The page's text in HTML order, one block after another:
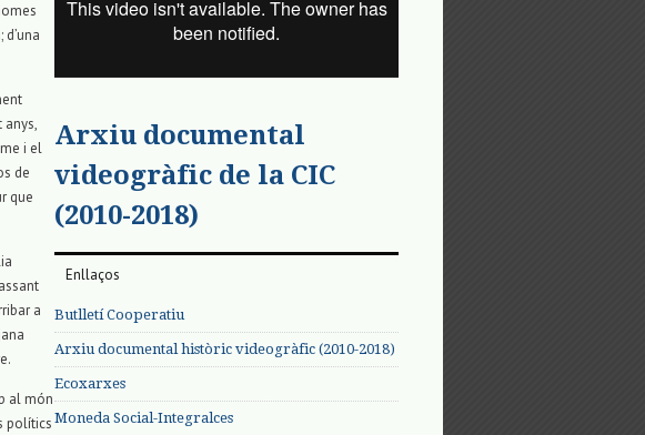
anys,
i el
de
que
a
al món
polítics
Arxiu documental
videogràfic de la CIC
(2010-2018)
Enllaços
Butlletí Cooperatiu
Arxiu documental històric videogràfic (2010-2018)
Ecoxarxes
Moneda Social-Integralces